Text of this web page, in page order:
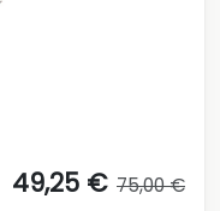
49,25 € 75,00 €